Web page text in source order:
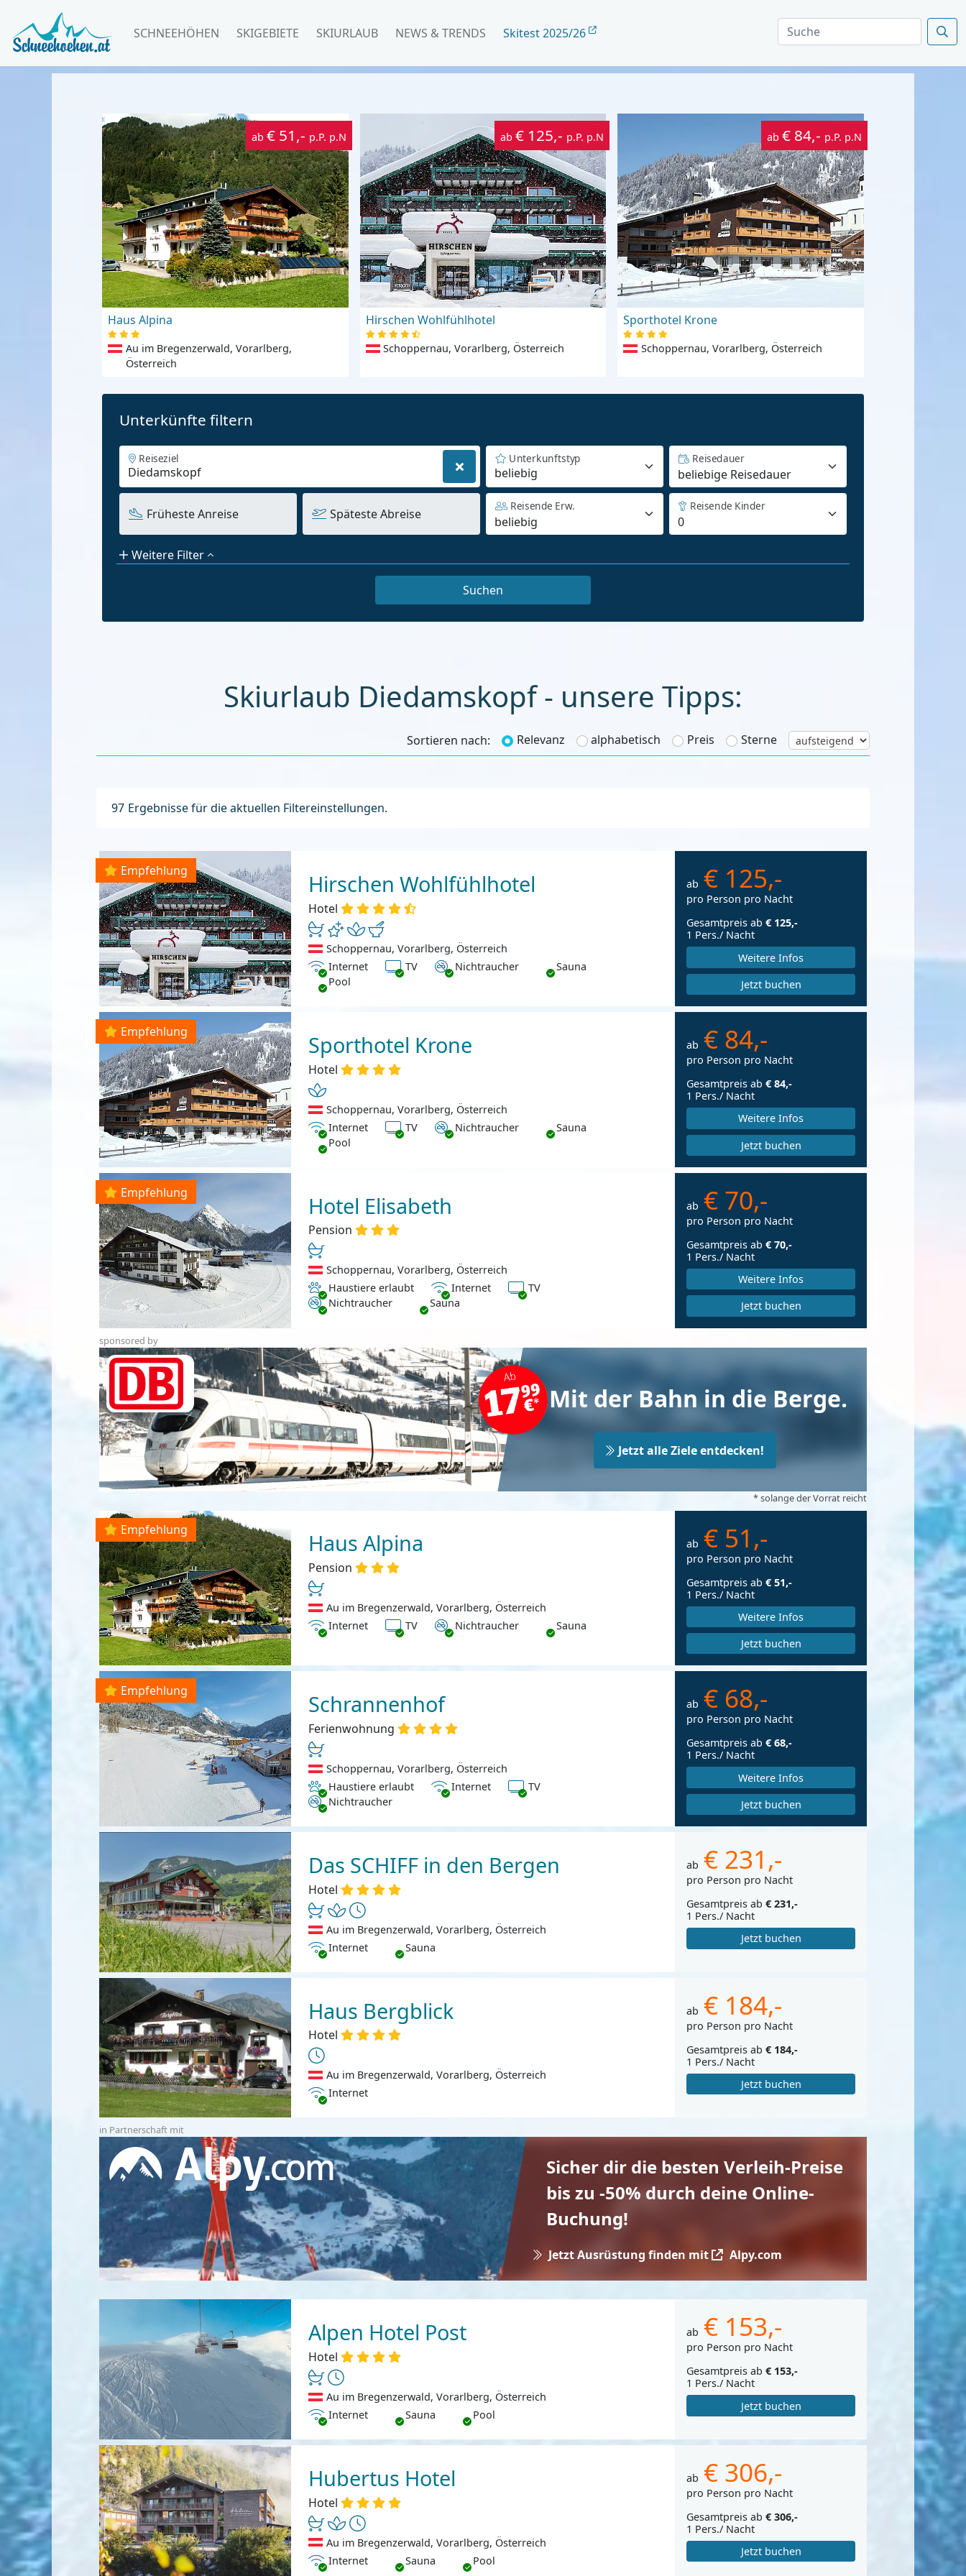
SCHNEEHÖHEN SKIGEBIETE SKIURLAUB NEWS & TRENDS Skitest 2025/26
ab € 51,- p.P. p.N
Haus Alpina
Au im Bregenzerwald, Vorarlberg,
Österreich
ab€ 125,- p.P. p.N
Hirschen Wohlfühlhotel
Schoppernau, Vorarlberg, Österreich
ab € 84,- p.P. p.N
Sporthotel Krone
Schoppernau, Vorarlberg, Österreich
Unterkünfte filtern
Reiseziel
beliebig
Unterkunftstyp Reisedauer
Früheste Anreise Späteste Abreise
Reisende Erw. Reisende Kinder
Weitere Filter
Skiurlaub Diedamskopf - unsere Tipps:
Sortieren nach: Relevanz alphabetisch Preis Sterne
97 Ergebnisse für die aktuellen Filtereinstellungen.
Empfehlung Hirschen Wohlfühlhotel
Hotel
Schoppernau, Vorarlberg, Österreich
InternetInternet TV TV Nichtraucher
Nichtraucher
Sauna
Pool
ab € 125,-
pro Person pro Nacht
Gesamtpreis ab € 125,-
1 Pers./ Nacht
Weitere Infos
Jetzt buchen
Empfehlung Sporthotel Krone
Hotel
Schoppernau, Vorarlberg, Österreich
InternetInternet TV TV Nichtraucher
Nichtraucher
Sauna
Pool
ab € 84,-
pro Person pro Nacht
Gesamtpreis ab € 84,-
1 Pers./ Nacht
Weitere Infos
Jetzt buchen
Empfehlung Hotel Elisabeth
Pension
Schoppernau, Vorarlberg, Österreich
Haustiere erlaubt
Haustiere erlaubt InternetInternet TV
TV
Nichtraucher
Nichtraucher Sauna
ab € 70,-
pro Person pro Nacht
Gesamtpreis ab € 70,-
1 Pers./ Nacht
Weitere Infos
Jetzt buchen
sponsored by
Mit der Bahn in die Berge.
Jetzt alle Ziele entdecken!
* solange der Vorrat reicht
Empfehlung Haus Alpina
Pension
Au im Bregenzerwald, Vorarlberg, Österreich
InternetInternet TV TV Nichtraucher
Nichtraucher Sauna
ab € 51,-
pro Person pro Nacht
Gesamtpreis ab € 51,-
1 Pers./ Nacht
Weitere Infos
Jetzt buchen
Empfehlung Schrannenhof
Ferienwohnung
Schoppernau, Vorarlberg, Österreich
Haustiere erlaubt
Haustiere erlaubt InternetInternet TV
TV
Nichtraucher
Nichtraucher
ab € 68,-
pro Person pro Nacht
Gesamtpreis ab € 68,-
1 Pers./ Nacht
Weitere Infos
Jetzt buchen
Das SCHIFF in den Bergen
Hotel
Au im Bregenzerwald, Vorarlberg, Österreich
InternetInternet Sauna
ab € 231,-
pro Person pro Nacht
Gesamtpreis ab € 231,-
1 Pers./ Nacht
Jetzt buchen
Haus Bergblick
Hotel
Au im Bregenzerwald, Vorarlberg, Österreich
InternetInternet
ab € 184,-
pro Person pro Nacht
Gesamtpreis ab € 184,-
1 Pers./ Nacht
Jetzt buchen
in Partnerschaft mit
Sicher dir die besten Verleih-Preise
bis zu -50% durch deine Online-
Buchung!
Jetzt Ausrüstung finden mit Alpy.com
Alpen Hotel Post
Hotel
Au im Bregenzerwald, Vorarlberg, Österreich
InternetInternet Sauna Pool
ab € 153,-
pro Person pro Nacht
Gesamtpreis ab € 153,-
1 Pers./ Nacht
Jetzt buchen
Hubertus Hotel
Hotel
Au im Bregenzerwald, Vorarlberg, Österreich
InternetInternet Sauna Pool
ab € 306,-
pro Person pro Nacht
Gesamtpreis ab € 306,-
1 Pers./ Nacht
Jetzt buchen